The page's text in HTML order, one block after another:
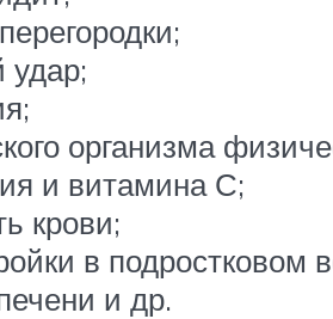
удар;
организма
и витамина С;
крови;
в подростковом
и др.